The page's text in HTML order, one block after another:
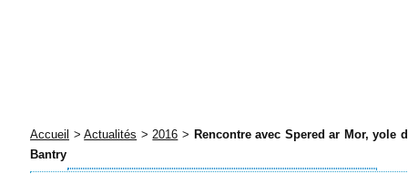
Accueil >Actualités > 2016 > Rencontre avec Spered ar Mor, yole
Bantry